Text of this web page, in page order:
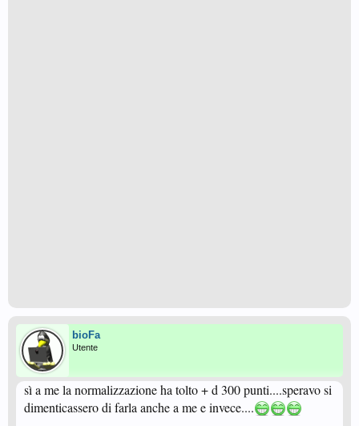
bioFa
Utente
sì a me la normalizzazione ha tolto + d 300 punti....speravo si
dimenticassero di farla anche a me e invece....